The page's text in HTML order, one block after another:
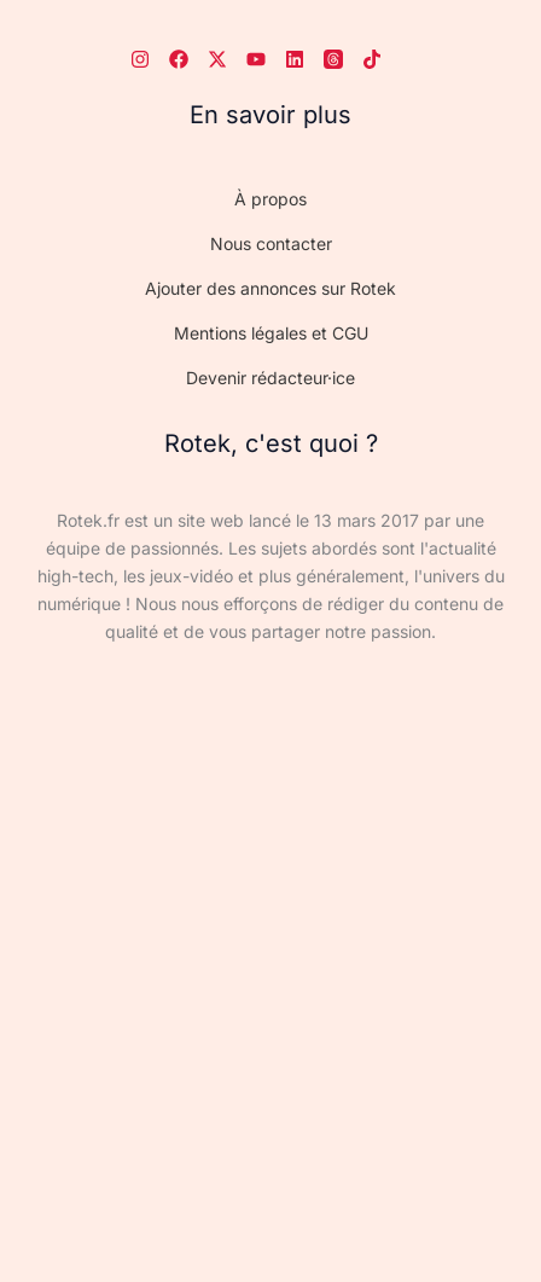
En savoir plus
À propos
Nous contacter
Ajouter des annonces sur Rotek
Mentions légales et CGU
Devenir rédacteur·ice
Rotek, c'est quoi ?
Rotek.fr est un site web lancé le 13 mars 2017 par une
équipe de passionnés. Les sujets abordés sont l'actualité
high-tech, les jeux-vidéo et plus généralement, l'univers du
numérique ! Nous nous efforçons de rédiger du contenu de
qualité et de vous partager notre passion.